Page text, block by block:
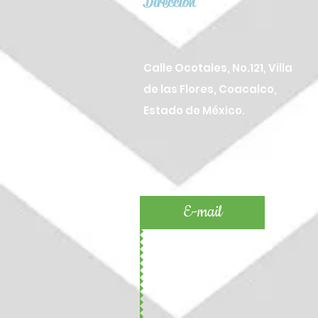
Calle Ocotales, No.121, Villa
de las Flores, Coacalco,
Estado de México.
E-mail